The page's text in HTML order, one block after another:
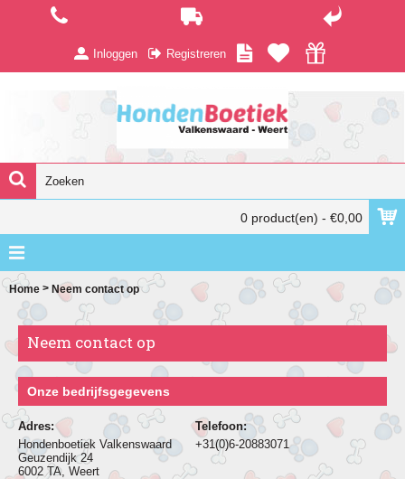
Inloggen Registreren
0 product(en) - €0,00
Home > Neem contact op
Neem contact op
Onze bedrijfsgegevens
Adres:
Hondenboetiek Valkenswaard
Geuzendijk 24
6002 TA, Weert
Telefoon:
+31(0)6-20883071